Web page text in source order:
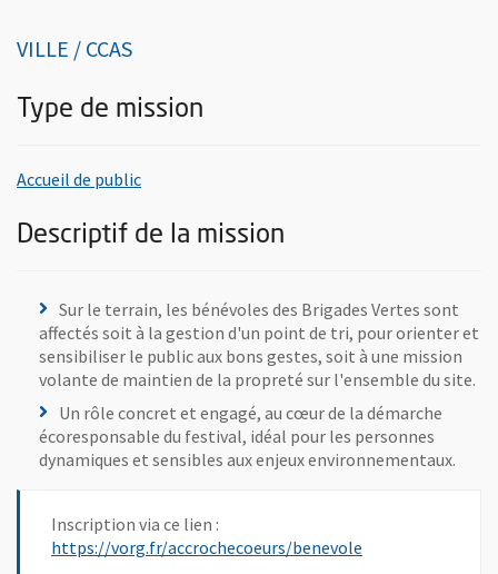
VILLE / CCAS
Type de mission
Accueil de public, rechercher toutes les offres de bénévolats du
Descriptif de la mission
Sur le terrain, les bénévoles des Brigades Vertes sont
affectés soit à la gestion d'un point de tri, pour orienter et
sensibiliser le public aux bons gestes, soit à une mission
volante de maintien de la propreté sur l'ensemble du site.
Un rôle concret et engagé, au cœur de la démarche
écoresponsable du festival, idéal pour les personnes
dynamiques et sensibles aux enjeux environnementaux.
Inscription via ce lien :
https://vorg.fr/accrochecoeurs/benevole